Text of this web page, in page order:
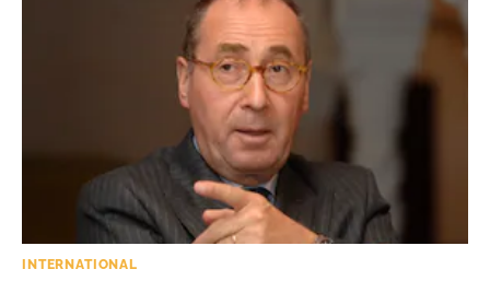
INTERNATIONAL